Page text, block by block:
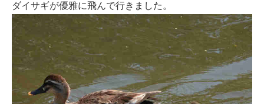
ダイサギが優雅に飛んで行きました。